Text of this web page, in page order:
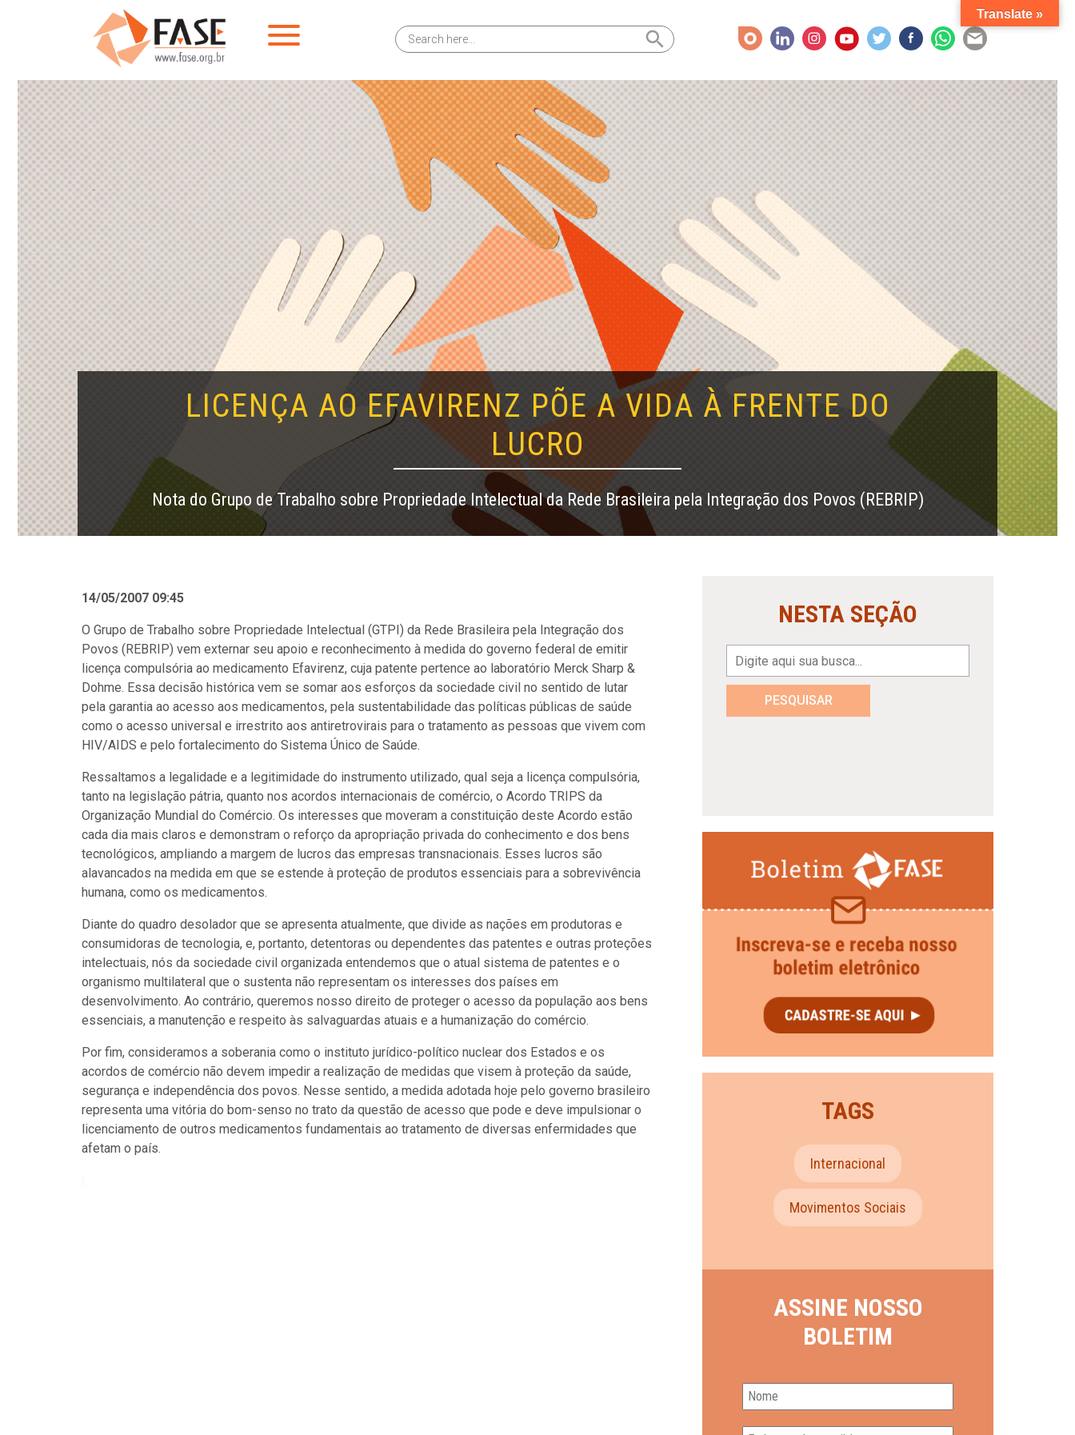
Search
for:
Search Button
LICENÇA AO EFAVIRENZ PÕE A VIDA À FRENTE DO
LUCRO
Nota do Grupo de Trabalho sobre Propriedade Intelectual da Rede Brasileira pela Integração dos Povos (REBRIP)
14/05/2007 09:45
O Grupo de Trabalho sobre Propriedade Intelectual (GTPI) da Rede Brasileira pela Integração dos
Povos (REBRIP) vem externar seu apoio e reconhecimento à medida do governo federal de emitir
licença compulsória ao medicamento Efavirenz, cuja patente pertence ao laboratório Merck Sharp &
Dohme. Essa decisão histórica vem se somar aos esforços da sociedade civil no sentido de lutar
pela garantia ao acesso aos medicamentos, pela sustentabilidade das políticas públicas de saúde
como o acesso universal e irrestrito aos antiretrovirais para o tratamento as pessoas que vivem com
HIV/AIDS e pelo fortalecimento do Sistema Único de Saúde.
Ressaltamos a legalidade e a legitimidade do instrumento utilizado, qual seja a licença compulsória,
tanto na legislação pátria, quanto nos acordos internacionais de comércio, o Acordo TRIPS da
Organização Mundial do Comércio. Os interesses que moveram a constituição deste Acordo estão
cada dia mais claros e demonstram o reforço da apropriação privada do conhecimento e dos bens
tecnológicos, ampliando a margem de lucros das empresas transnacionais. Esses lucros são
alavancados na medida em que se estende à proteção de produtos essenciais para a sobrevivência
humana, como os medicamentos.
Diante do quadro desolador que se apresenta atualmente, que divide as nações em produtoras e
consumidoras de tecnologia, e, portanto, detentoras ou dependentes das patentes e outras proteções
intelectuais, nós da sociedade civil organizada entendemos que o atual sistema de patentes e o
organismo multilateral que o sustenta não representam os interesses dos países em
desenvolvimento. Ao contrário, queremos nosso direito de proteger o acesso da população aos bens
essenciais, a manutenção e respeito às salvaguardas atuais e a humanização do comércio.
Por fim, consideramos a soberania como o instituto jurídico-político nuclear dos Estados e os
acordos de comércio não devem impedir a realização de medidas que visem à proteção da saúde,
segurança e independência dos povos. Nesse sentido, a medida adotada hoje pelo governo brasileiro
representa uma vitória do bom-senso no trato da questão de acesso que pode e deve impulsionar o
licenciamento de outros medicamentos fundamentais ao tratamento de diversas enfermidades que
afetam o país.
NESTA SEÇÃO
PESQUISAR
TAGS
Internacional
Movimentos Sociais
ASSINE NOSSO
BOLETIM
Translate »